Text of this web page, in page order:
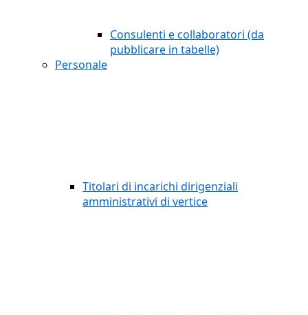
Consulenti e collaboratori (da
pubblicare in tabelle)
Personale
Titolari di incarichi dirigenziali
amministrativi di vertice